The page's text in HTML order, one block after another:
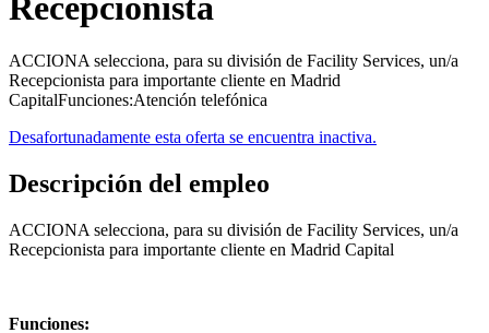
ACCIONA selecciona, para su división de Facility Services, un/a
Recepcionista para importante cliente en Madrid
CapitalFunciones:Atención telefónica
Desafortunadamente esta oferta se encuentra inactiva.
Descripción del empleo
ACCIONA selecciona, para su división de Facility Services, un/a
Recepcionista para importante cliente en Madrid Capital
Funciones: